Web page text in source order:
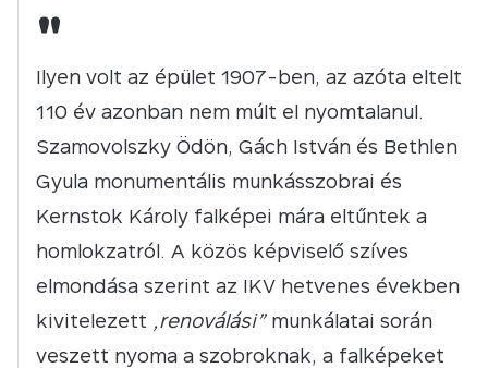
"
Ilyen volt az épület 1907-ben, az azóta eltelt
110 év azonban nem múlt el nyomtalanul.
Szamovolszky Ödön, Gách István és Bethlen
Gyula monumentális munkásszobrai és
Kernstok Károly falképei mára eltűntek a
homlokzatról. A közös képviselő szíves
elmondása szerint az IKV hetvenes években
kivitelezett „renoválási”munkálatai során
veszett nyoma a szobroknak, a falképeket